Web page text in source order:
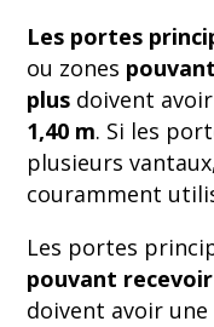
Les portes
ou zones
plus doivent
1,40 m. Si les
plusieurs
couramment
Les portes
pouvant
doivent avoir une